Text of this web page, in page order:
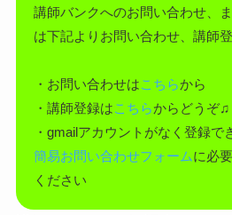
講師バンクへのお問い合わせ、
は下記よりお問い合わせ、講師
・お問い合わせはこちらから
・講師登録はこちらからどうぞ♫
・gmailアカウントがなく登録で
簡易お問い合わせフォームに必
ください